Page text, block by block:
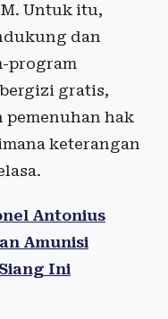
Untuk itu,
dan
program
gratis,
pemenuhan hak
keterangan
Antonius
Amunisi
Ini